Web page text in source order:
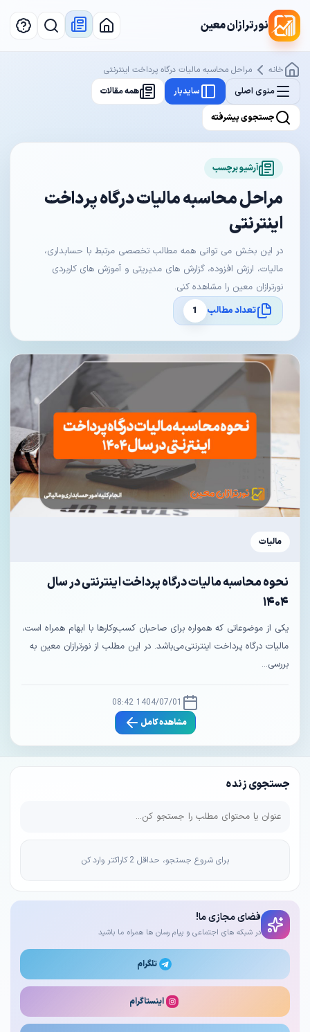
نورترازان معین
جستجوی زنده
برای شروع جستجو، حداقل 2 کاراکتر وارد کن
فضای مجازی ما!
در شبکه های اجتماعی و پیام رسان ها همراه ما باشید
تلگرام
اینستاگرام
خانه
مراحل محاسبه مالیات درگاه پرداخت اینترنتی
منوی اصلی
سایدبار همه مقالات
جستجوی پیشرفته
آرشیو برچسب
مراحل محاسبه مالیات درگاه پرداخت
اینترنتی
در این بخش می توانی همه مطالب تخصصی مرتبط با حسابداری،
مالیات، ارزش افزوده، گزارش های مدیریتی و آموزش های کاربردی
نورترازان معین را مشاهده کنی.
تعداد مطالب
1
مالیات
نحوه محاسبه مالیات درگاه پرداخت اینترنتی در سال
۱۴۰۴
یکی از موضوعاتی که همواره برای صاحبان کسب‌وکارها با ابهام همراه است،
مالیات درگاه پرداخت اینترنتی می‌باشد. در این مطلب از نورترازان معین به
بررسی...
1404/07/01 08:42
مشاهده کامل